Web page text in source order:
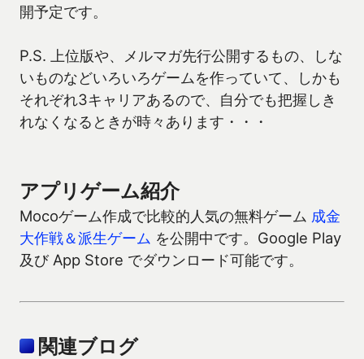
開予定です。
P.S. 上位版や、メルマガ先行公開するもの、しな
いものなどいろいろゲームを作っていて、しかも
それぞれ3キャリアあるので、自分でも把握しき
れなくなるときが時々あります・・・
アプリゲーム紹介
Mocoゲーム作成で比較的人気の無料ゲーム 成金
大作戦＆派生ゲーム を公開中です。Google Play
及び App Store でダウンロード可能です。
関連ブログ